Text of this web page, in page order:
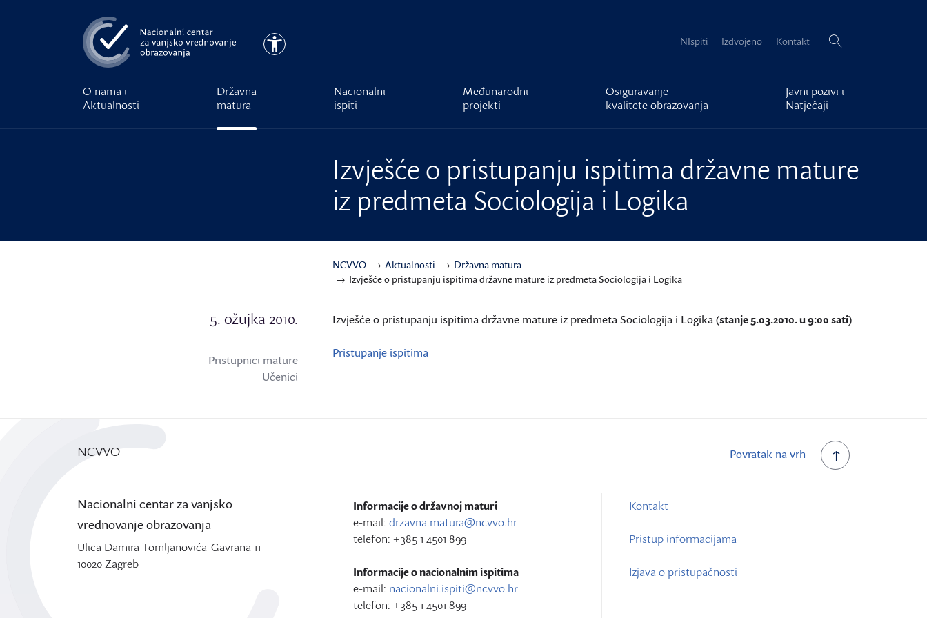
Pristupačnost NIspiti Izdvojeno Kontakt Pretraži:
O nama i
Aktualnosti
Državna
matura
Nacionalni
ispiti
Međunarodni
projekti
Osiguravanje
kvalitete obrazovanja
Javni pozivi i
Natječaji
Izvješće o pristupanju ispitima državne mature
iz predmeta Sociologija i Logika
NCVVO Aktualnosti
Državna matura
Izvješće o pristupanju ispitima državne mature iz predmeta Sociologija i Logika
5. ožujka 2010.
Pristupnici mature
Učenici
Izvješće o pristupanju ispitima državne mature iz predmeta Sociologija i Logika (stanje 5.03.2010. u 9:00 sati)
Pristupanje ispitima
Povratak na vrh
NCVVO
Nacionalni centar za vanjsko
vrednovanje obrazovanja
Ulica Damira Tomljanovića-Gavrana 11
10020 Zagreb
Informacije o državnoj maturi
e-mail: drzavna.matura@ncvvo.hr
telefon: +385 1 4501 899
Informacije o nacionalnim ispitima
e-mail: nacionalni.ispiti@ncvvo.hr
telefon: +385 1 4501 899
Kontakt
Pristup informacijama
Izjava o pristupačnosti